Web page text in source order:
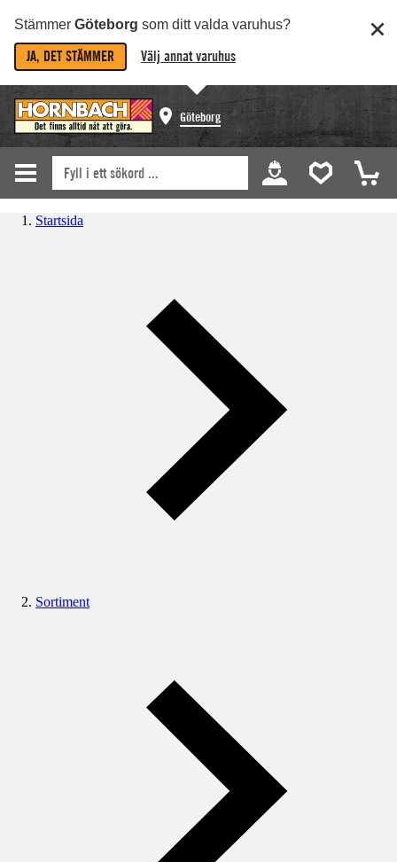
Stämmer Göteborg som ditt valda varuhus?
JA, DET STÄMMER Välj annat varuhus
Göteborg
Startsida
Sortiment